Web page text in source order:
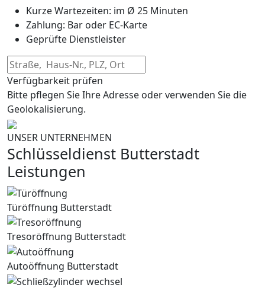
Kurze Wartezeiten: im Ø 25 Minuten
Zahlung: Bar oder EC-Karte
Geprüfte Dienstleister
Verfügbarkeit prüfen
Bitte pflegen Sie Ihre Adresse oder verwenden Sie die
Geolokalisierung.
UNSER UNTERNEHMEN
Schlüsseldienst Butterstadt
Leistungen
Türöffnung Butterstadt
Tresoröffnung Butterstadt
Autoöffnung Butterstadt